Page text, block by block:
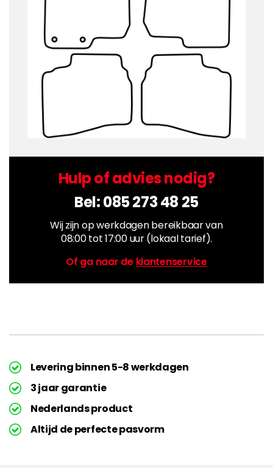
Hulp of advies nodig?
Bel:085 273 48 25
Wij zijn op werkdagen bereikbaar van
08:00 tot 17:00 uur (lokaal tarief).
Of ga naar de klantenservice
Levering binnen 5-8 werkdagen
3 jaar garantie
Nederlands product
Altijd de perfecte pasvorm